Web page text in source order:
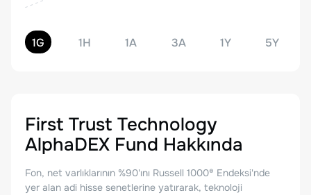
1G 1H 1A 3A 1Y 5Y
First Trust Technology
AlphaDEX Fund Hakkında
Fon, net varlıklarının %90'ını Russell 1000® Endeksi'nde
yer alan adi hisse senetlerine yatırarak, teknoloji